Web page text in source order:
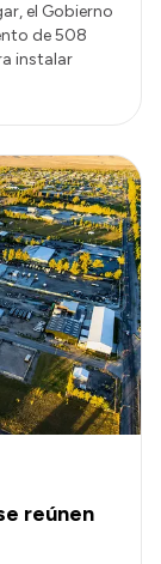
el Gobierno
de 508
instalar
reúnen